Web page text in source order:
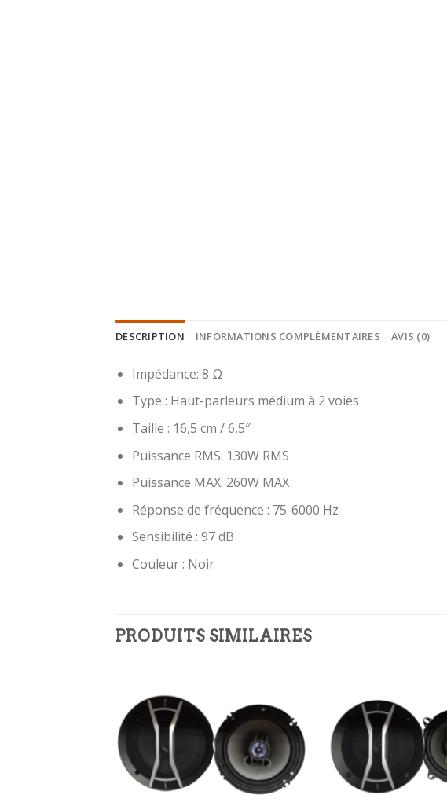
DESCRIPTION INFORMATIONS COMPLÉMENTAIRES AVIS (0)
Impédance: 8 Ω
Type : Haut-parleurs médium à 2 voies
Taille : 16,5 cm / 6,5″
Puissance RMS: 130W RMS
Puissance MAX: 260W MAX
Réponse de fréquence : 75-6000 Hz
Sensibilité : 97 dB
Couleur : Noir
PRODUITS SIMILAIRES
Ajouter
à la
wishlist